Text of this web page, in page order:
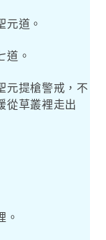
元道。
道。
元提槍警戒，不
從草叢裡走出
。